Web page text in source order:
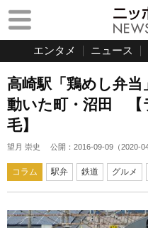
エンタメ ニュース
高崎駅「鶏めし弁
動いた町・沼田 【
毛】
望月 崇史 公開： 2016-09-09 （2020-
コラム 駅弁 鉄道 グルメ